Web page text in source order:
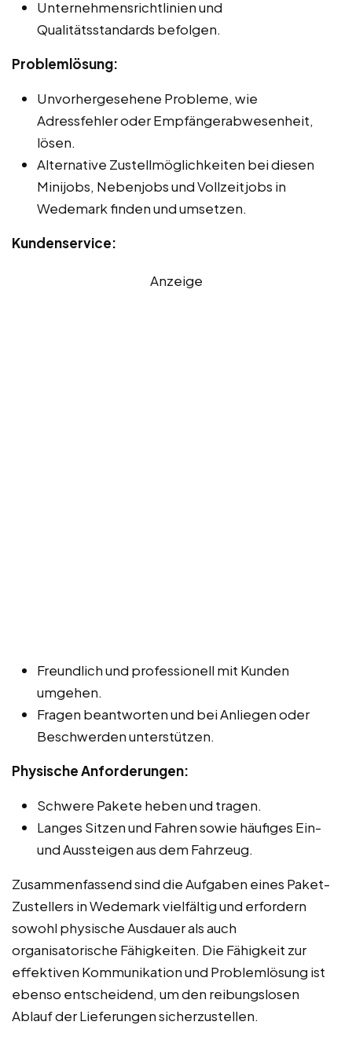
Unternehmensrichtlinien und
Qualitätsstandards befolgen.
Problemlösung:
Unvorhergesehene Probleme, wie
Adressfehler oder Empfängerabwesenheit,
lösen.
Alternative Zustellmöglichkeiten bei diesen
Minijobs, Nebenjobs und Vollzeitjobs in
Wedemark finden und umsetzen.
Kundenservice:
Anzeige
Freundlich und professionell mit Kunden
umgehen.
Fragen beantworten und bei Anliegen oder
Beschwerden unterstützen.
Physische Anforderungen:
Schwere Pakete heben und tragen.
Langes Sitzen und Fahren sowie häufiges Ein-
und Aussteigen aus dem Fahrzeug.
Zusammenfassend sind die Aufgaben eines Paket-
Zustellers in Wedemark vielfältig und erfordern
sowohl physische Ausdauer als auch
organisatorische Fähigkeiten. Die Fähigkeit zur
effektiven Kommunikation und Problemlösung ist
ebenso entscheidend, um den reibungslosen
Ablauf der Lieferungen sicherzustellen.